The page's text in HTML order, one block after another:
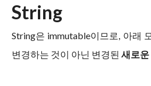
String
String은 immutable이므로, 아래
변경하는 것이 아닌 변경된 새로